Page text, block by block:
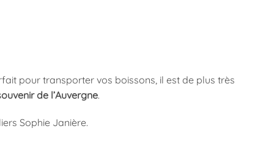
pour transporter vos boissons, il est de plus très
de l’Auvergne.
Sophie Janière.